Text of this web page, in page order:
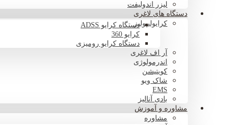
لیزر اندولیفت
دستگاه های لاغری
کرایولیپولیزدستگاه کرایو ADSS
کرایو 360
دستگاه کرایو رومیزی
آر اف لاغری
اندرمولوژی
کویتیشن
شاک ویو
EMS
بادی آنالیز
مشاوره و آموزش
مشاوره